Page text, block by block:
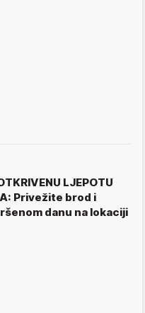
LJEPOTU
Privežite brod i
danu na lokaciji